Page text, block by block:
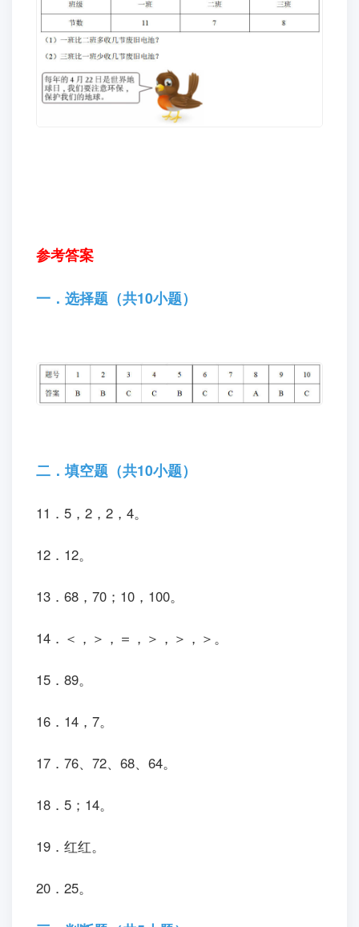
参考答案
一．选择题（共10小题）
二．填空题（共10小题）
11．5，2，2，4。
12．12。
13．68，70；10，100。
14．＜，＞，＝，＞，＞，＞。
15．89。
16．14，7。
17．76、72、68、64。
18．5；14。
19．红红。
20．25。